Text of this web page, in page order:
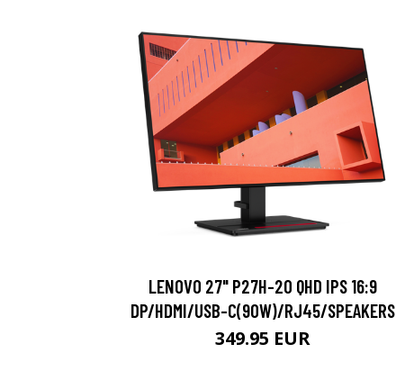
LENOVO 27" P27H-20 QHD IPS 16:9
DP/HDMI/USB-C(90W)/RJ45/SPEAKERS
349.95 EUR